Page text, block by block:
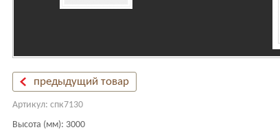
предыдущий товар
Артикул: спк7130
Высота (мм): 3000